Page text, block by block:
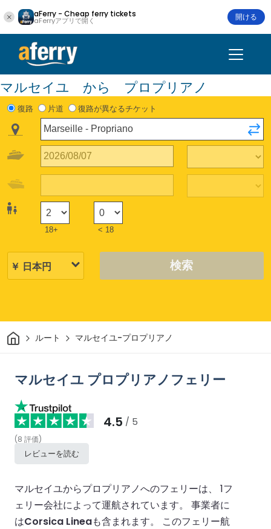
aFerry - Cheap ferry tickets
aFerryアプリで開く 開ける
マルセイユ から プロプリアノ
復路 片道 復路が異なるチケット
18+ < 18
検索
家 ルート マルセイユ-プロプリアノ
マルセイユ プロプリアノフェリー
4.5 / 5
(8 評価)
レビューを読む
マルセイユからプロプリアノへのフェリーは、 1フ
ェリー会社によって運航されています。 事業者に
はCorsica Lineaも含まれます。 このフェリー航